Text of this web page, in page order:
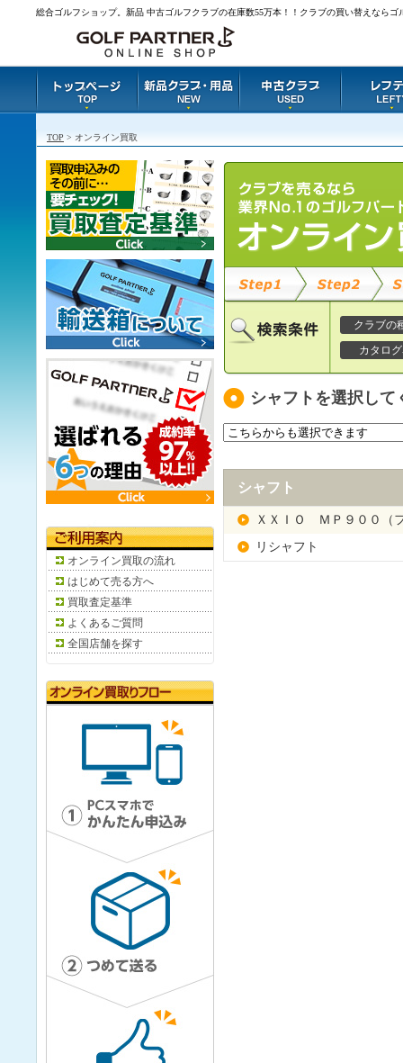
総合ゴルフショップ。新品 中古ゴルフクラブの在庫数55万本！！クラブの買い替えなら
TOP > オンライン買取
クラブの
カタロ
シャフトを選択して
シャフト
ＸＸＩＯ ＭＰ９００（
リシャフト
オンライン買取の流れ
はじめて売る方へ
買取査定基準
よくあるご質問
全国店舗を探す